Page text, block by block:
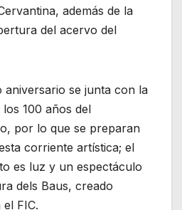
además de la
del acervo del
aniversario se junta con la
100 años del
por lo que se preparan
corriente artística; el
es luz y un espectáculo
dels Baus, creado
FIC.